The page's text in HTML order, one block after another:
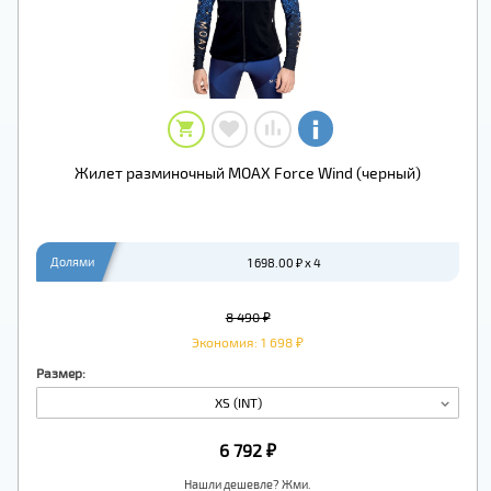
Жилет разминочный MOAX Force Wind (черный)
Долями 1 698.00 ₽ x 4
Размер:
XS (INT)
8 490 ₽
Экономия: 1 698 ₽
Нашли дешевле? Жми.
6 792 ₽